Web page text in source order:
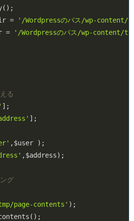
=
'/Wordpressのパス/wp-content/
=
'/Wordpressのパス/wp-content/
る
];
];
,$user );
,$address);
グ
page-contents' );